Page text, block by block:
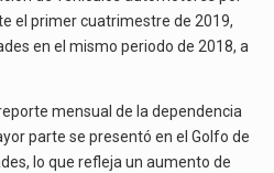
El gobierno de Estados Unidos anunciará un arancel del 15 % sobre los productos fabricados…
el primer cuatrimestre de 2019,
en el mismo periodo de 2018, a
mensual de la dependencia
parte se presentó en el Golfo de
lo que refleja un aumento de